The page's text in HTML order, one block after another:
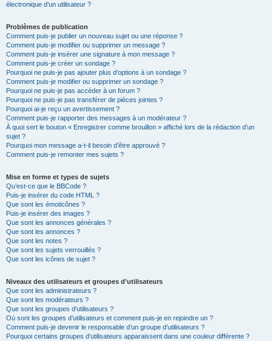
électronique d’un utilisateur ?
Problèmes de publication
Comment puis-je publier un nouveau sujet ou une réponse ?
Comment puis-je modifier ou supprimer un message ?
Comment puis-je insérer une signature à mon message ?
Comment puis-je créer un sondage ?
Pourquoi ne puis-je pas ajouter plus d’options à un sondage ?
Comment puis-je modifier ou supprimer un sondage ?
Pourquoi ne puis-je pas accéder à un forum ?
Pourquoi ne puis-je pas transférer de pièces jointes ?
Pourquoi ai-je reçu un avertissement ?
Comment puis-je rapporter des messages à un modérateur ?
À quoi sert le bouton « Enregistrer comme brouillon » affiché lors de la rédaction d’un
sujet ?
Pourquoi mon message a-t-il besoin d’être approuvé ?
Comment puis-je remonter mes sujets ?
Mise en forme et types de sujets
Qu’est-ce que le BBCode ?
Puis-je insérer du code HTML ?
Que sont les émoticônes ?
Puis-je insérer des images ?
Que sont les annonces générales ?
Que sont les annonces ?
Que sont les notes ?
Que sont les sujets verrouillés ?
Que sont les icônes de sujet ?
Niveaux des utilisateurs et groupes d’utilisateurs
Que sont les administrateurs ?
Que sont les modérateurs ?
Que sont les groupes d’utilisateurs ?
Où sont les groupes d’utilisateurs et comment puis-je en rejoindre un ?
Comment puis-je devenir le responsable d’un groupe d’utilisateurs ?
Pourquoi certains groupes d’utilisateurs apparaissent dans une couleur différente ?